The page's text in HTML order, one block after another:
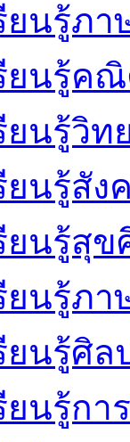
ยนรู้ภา
ยนรู้ค
ยนรู้วิท
ยนรู้สัง
ยนรู้สุ
ยนรู้ภา
ยนรู้ศิล
ยนรู้กา